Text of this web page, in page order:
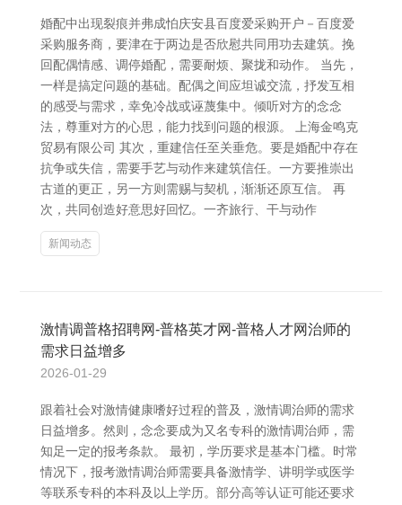
婚配中出现裂痕并弗成怕庆安县百度爱采购开户－百度爱
采购服务商，要津在于两边是否欣慰共同用功去建筑。挽
回配偶情感、调停婚配，需要耐烦、聚拢和动作。 当先，
一样是搞定问题的基础。配偶之间应坦诚交流，抒发互相
的感受与需求，幸免冷战或诬蔑集中。倾听对方的念念
法，尊重对方的心思，能力找到问题的根源。 上海金鸣克
贸易有限公司 其次，重建信任至关垂危。要是婚配中存在
抗争或失信，需要手艺与动作来建筑信任。一方要推崇出
古道的更正，另一方则需赐与契机，渐渐还原互信。 再
次，共同创造好意思好回忆。一齐旅行、干与动作
新闻动态
激情调普格招聘网-普格英才网-普格人才网治师的
需求日益增多
2026-01-29
跟着社会对激情健康嗜好过程的普及，激情调治师的需求
日益增多。然则，念念要成为又名专科的激情调治师，需
知足一定的报考条款。 最初，学历要求是基本门槛。时常
情况下，报考激情调治师需要具备激情学、讲明学或医学
等联系专科的本科及以上学历。部分高等认证可能还要求